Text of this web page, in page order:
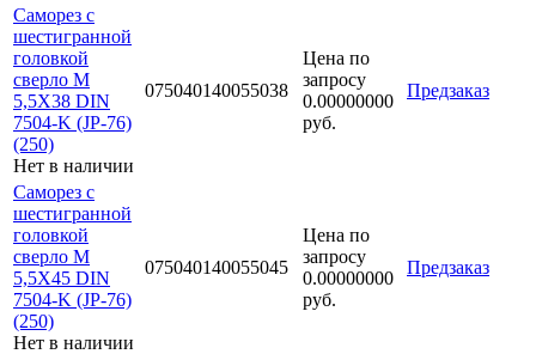
Саморез с
шестигранной
головкой
сверло М
5,5Х38 DIN
7504-K (JP-76)
(250)
Нет в наличии
075040140055038
Цена по
запросу
0.00000000
руб.
Предзаказ
Саморез с
шестигранной
головкой
сверло М
5,5Х45 DIN
7504-K (JP-76)
(250)
Нет в наличии
075040140055045
Цена по
запросу
0.00000000
руб.
Предзаказ